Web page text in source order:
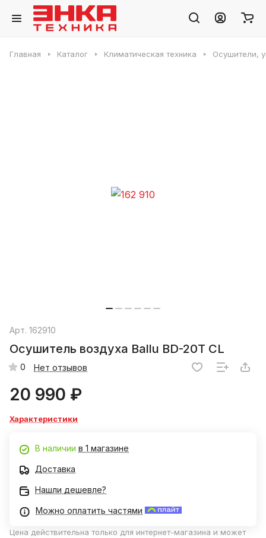
Главная Каталог Климатическая техника Осушители,
Арт. 162910
Осушитель воздуха Ballu BD-20T CL
0 Нет отзывов
20 990 ₽
Характеристики
В наличии в 1 магазине
Доставка
Нашли дешевле?
Можно оплатить частями
Цена действительна только для интернет-магазина и может